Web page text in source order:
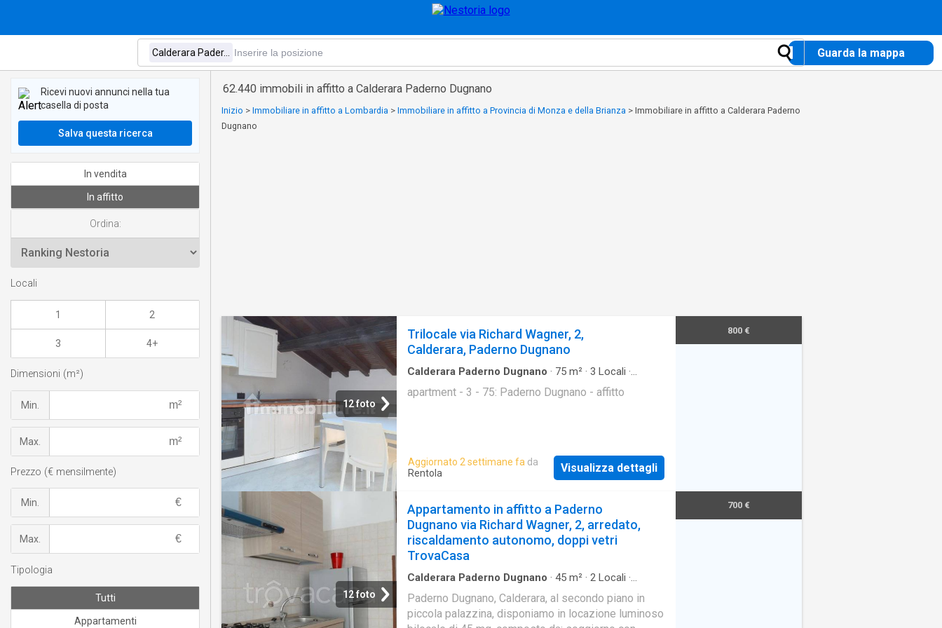
Guarda la mappa
62.440 immobili in affitto a Calderara Paderno Dugnano
Inizio > Immobiliare in affitto a Lombardia > Immobiliare in affitto a Provincia di Monza e della Brianza > Immobiliare in affitto a Calderara Paderno
Dugnano
12 foto
Trilocale via Richard Wagner, 2,
Calderara, Paderno Dugnano
Calderara Paderno Dugnano · 75 m² · 3 Locali ·
apartment - 3 - 75: Paderno Dugnano - affitto
Aggiornato 2 settimane fa da
Rentola
Visualizza dettagli
800 €
12 foto
Appartamento in affitto a Paderno
Dugnano via Richard Wagner, 2, arredato,
riscaldamento autonomo, doppi vetri
TrovaCasa
Calderara Paderno Dugnano · 45 m² · 2 Locali ·
Paderno Dugnano, Calderara, al secondo piano in
piccola palazzina, disponiamo in locazione luminoso
700 €
Ricevi nuovi annunci nella tua
casella di posta
Salva questa ricerca
In vendita
In affitto
Ordina:
Locali
1 2
3 4+
Dimensioni (m²)
Min.
Max.
Prezzo (€ mensilmente)
Min.
Max.
Tipologia
Tutti
Appartamenti